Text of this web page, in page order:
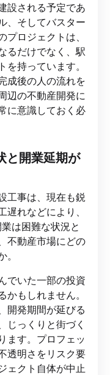
設される予定であ
、そしてバスター
プロジェクトは、
るだけでなく、駅
持っています。
成後の人の流れを
辺の不動産開発に
に意識しておく必
と開業延期が
工事は、現在も鋭
れなどにより、
は困難な状況と
不動産市場にどの
でいた一部の投資
もしれません。
開発期間が延びる
じっくりと街づく
ます。プロフェッ
透明さをリスク要
ェクト自体が中止